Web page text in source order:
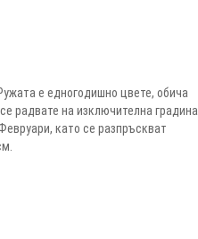
е едногодишно цвете, обича
радвате на изключителна градина
като се разпръскват